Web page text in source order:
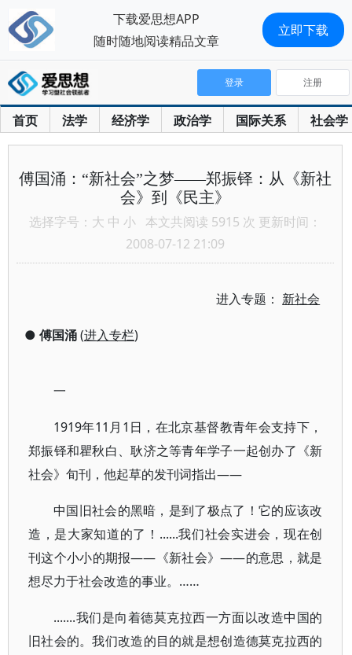
首页 法学 经济学 政治学 国际关系 社会学
登录 注册
傅国涌：“新社会”之梦——郑振铎：从《新社
会》到《民主》
选择字号： 大 中 小 本文共阅读 5915 次 更新时间：
2008-07-12 21:09
进入专题： 新社会
● 傅国涌(进入专栏)
一
1919年11月1日，在北京基督教青年会支持下，
郑振铎和瞿秋白、耿济之等青年学子一起创办了《新
社会》旬刊，他起草的发刊词指出——
中国旧社会的黑暗，是到了极点了！它的应该改
造，是大家知道的了！......我们社会实进会，现在创
刊这个小小的期报——《新社会》——的意思，就是
想尽力于社会改造的事业。……
.......我们是向着德莫克拉西一方面以改造中国的
旧社会的。我们改造的目的就是想创造德莫克拉西的
下载爱思想APP
随时随地阅读精品文章
立即下载